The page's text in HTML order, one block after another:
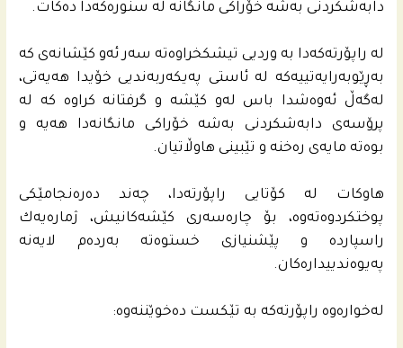
دابه‌شكردنى به‌شه‌ خۆراكى مانگانه‌ له‌ سنوره‌كه‌دا ده‌كات.
له‌ راپۆرته‌كه‌دا به‌ وردیی تیشكخراوه‌ته‌ سه‌ر ئه‌و كێشانه‌ى كه‌
به‌ڕێوبه‌رایه‌تییه‌كه‌ له‌ ئاستى په‌یكه‌ربه‌ندیی خۆیدا هه‌یه‌تى،
له‌گه‌ڵ ئه‌وه‌شدا باس له‌و كێشه‌ و گرفتانه‌ كراوه‌ كه‌ له‌
پرۆسه‌ى دابه‌شكردنى به‌شه‌ خۆراكى مانگانه‌دا هه‌یه‌ و
بوه‌ته‌ مایه‌ى ره‌خنه‌ و تێبینی هاوڵاتیان.
هاوكات له‌ كۆتایی راپۆرته‌دا، چه‌ند ده‌ره‌نجامێكى
پوختكردوه‌ته‌وه‌، بۆ چاره‌سه‌رى كێشه‌كانیش، ژماره‌یه‌ك
راسپارده‌ و پێشنیازی خستوه‌ته‌ به‌رده‌م لایه‌نه‌
په‌یوه‌ندییداره‌كان.
له‌خواره‌وه‌ راپۆرته‌كه‌ به‌ تێكست ده‌خوێننه‌وه‌: